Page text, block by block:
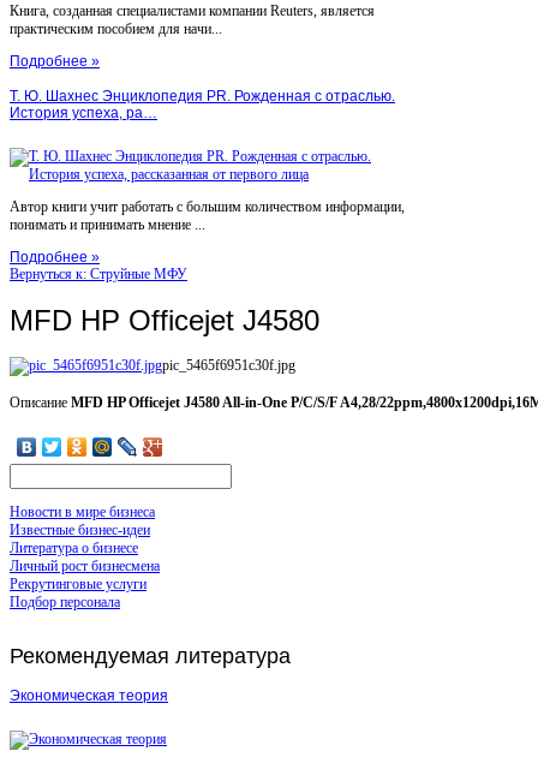
Книга, созданная специалистами компании Reuters, является
практическим пособием для начи...
Подробнее »
Т. Ю. Шахнес Энциклопедия PR. Рожденная с отраслью.
История успеха, ра…
Автор книги учит работать с большим количеством информации,
понимать и принимать мнение ...
Подробнее »
Вернуться к: Струйные МФУ
MFD HP Officejet J4580
pic_5465f6951c30f.jpg
Описание MFD HP Officejet J4580 All-in-One P/C/S/F A4,28/
Новости в мире бизнеса
Известные бизнес-идеи
Литература о бизнесе
Личный рост бизнесмена
Рекрутинговые услуги
Подбор персонала
Рекомендуемая литература
Экономическая теория